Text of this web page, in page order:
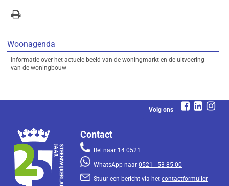
Woonagenda
Informatie over het actuele beeld van de woningmarkt en de uitvoering
van de woningbouw
Volg ons
Contact
Bel naar 14 0521
WhatsApp naar0521 - 53 85 00
Stuur een bericht via hetcontactformulier